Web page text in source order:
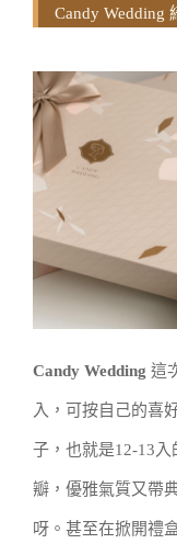
Candy Wedding
Candy Wedding 這
入，可按自己的喜
子，也就是12-13
瓣，優雅氣質又帶
呀。甚至在掀開禮